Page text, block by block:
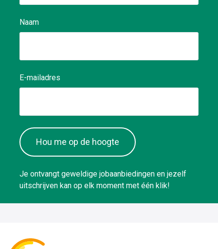
Naam
E-mailadres
Hou me op de hoogte
Je ontvangt geweldige jobaanbiedingen en jezelf
uitschrijven kan op elk moment met één klik!